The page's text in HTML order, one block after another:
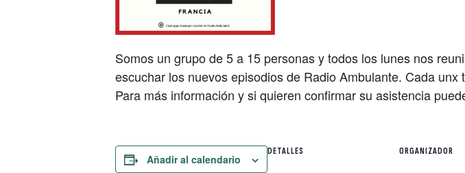
Somos un grupo de 5 a 15 personas y todos los lunes nos
escuchar los nuevos episodios de Radio Ambulante. Cada
Para más información y si quieren confirmar su asistencia
Añadir al calendario
DETALLES ORGANIZADOR